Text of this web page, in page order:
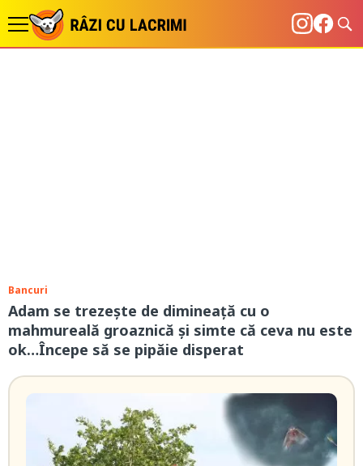
Bancuri
Adam se trezește de dimineață cu o
mahmureală groaznică și simte că ceva nu este
ok…Începe să se pipăie disperat